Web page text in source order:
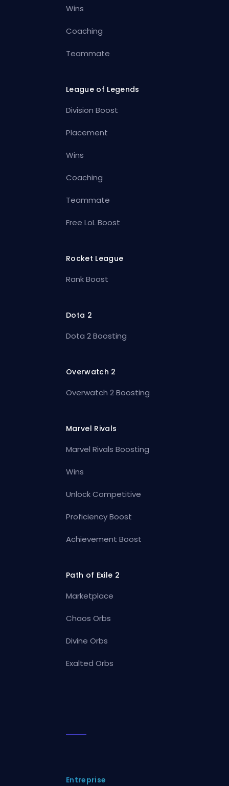
Wins
Coaching
Teammate
League of Legends
Division Boost
Placement
Wins
Coaching
Teammate
Free LoL Boost
Rocket League
Rank Boost
Dota 2
Dota 2 Boosting
Overwatch 2
Overwatch 2 Boosting
Marvel Rivals
Marvel Rivals Boosting
Wins
Unlock Competitive
Proficiency Boost
Achievement Boost
Path of Exile 2
Marketplace
Chaos Orbs
Divine Orbs
Exalted Orbs
Entreprise